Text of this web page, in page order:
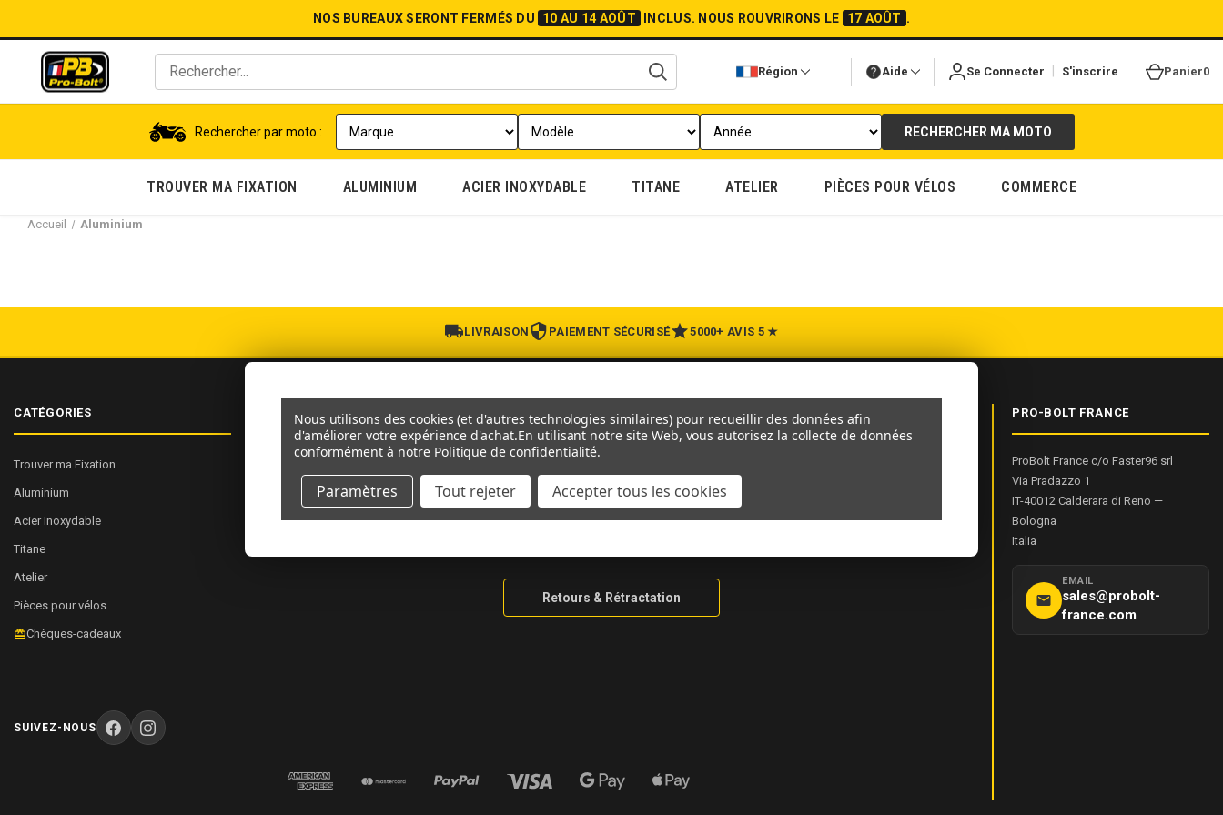
NOS BUREAUX SERONT FERMÉS DU 10 AU 14 AOÛT INCLUS. NOUS ROUVRIRONS LE 17 AOÛT .
Région Aide Se Connecter S'inscrire Panier0
Rechercher par moto : RECHERCHER MA MOTO
TROUVER MA FIXATION ALUMINIUM ACIER INOXYDABLE TITANE ATELIER PIÈCES POUR VÉLOS COMMERCE
Accueil Aluminium
LIVRAISON PAIEMENT SÉCURISÉ 5000+ AVIS 5 ★
CATÉGORIES
Trouver ma Fixation
Aluminium
Acier Inoxydable
Titane
Atelier
Pièces pour vélos
Chèques-cadeaux
NAVIGUER
Plan du site
AIDE & CONTACT
Ma Moto N’est Pas Listée
Informations de Livraison
Retours & Rétractation
INFORMATIONS PRODUIT
Information de Couple
PRO-BOLT FRANCE
ProBolt France c/o Faster96 srl
Via Pradazzo 1
IT-40012 Calderara di Reno —
Bologna
Italia
EMAIL
sales@probolt-
france.com
SUIVEZ-NOUS
Nous utilisons des cookies (et d'autres technologies similaires) pour recueillir des données afin
d'améliorer votre expérience d'achat.En utilisant notre site Web, vous autorisez la collecte de données
conformément à notre Politique de confidentialité.
Paramètres Tout rejeter Accepter tous les cookies